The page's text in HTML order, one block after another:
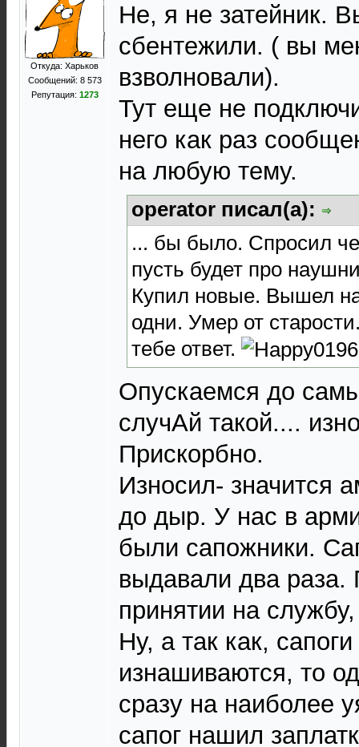
Откуда: Харьков
Сообщений: 8 573
Репутация: 1273
Не, я не затейник.
сбентежили. ( вы
взволновали).
Тут еще не
него как раз
на любую тему.
operator писал(а):
... бы было. Спросил
пусть будет про
Купил новые. Вышел
одни. Умер от
тебе ответ.
Опускаемся до
случАй такой....
Прискорбно.
Износил- значится
до дыр. У нас в
были сапожники.
выдавали два
принятии на
Ну, а так как,
изнашиваются, то
сразу на наиболее
сапог нашил